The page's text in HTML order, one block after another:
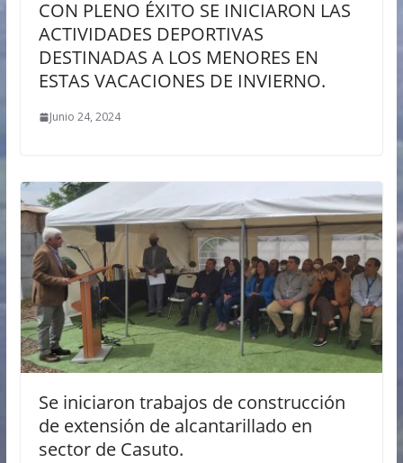
CON PLENO ÉXITO SE INICIARON LAS
ACTIVIDADES DEPORTIVAS
DESTINADAS A LOS MENORES EN
ESTAS VACACIONES DE INVIERNO.
Junio 24, 2024
Se iniciaron trabajos de construcción
de extensión de alcantarillado en
sector de Casuto.